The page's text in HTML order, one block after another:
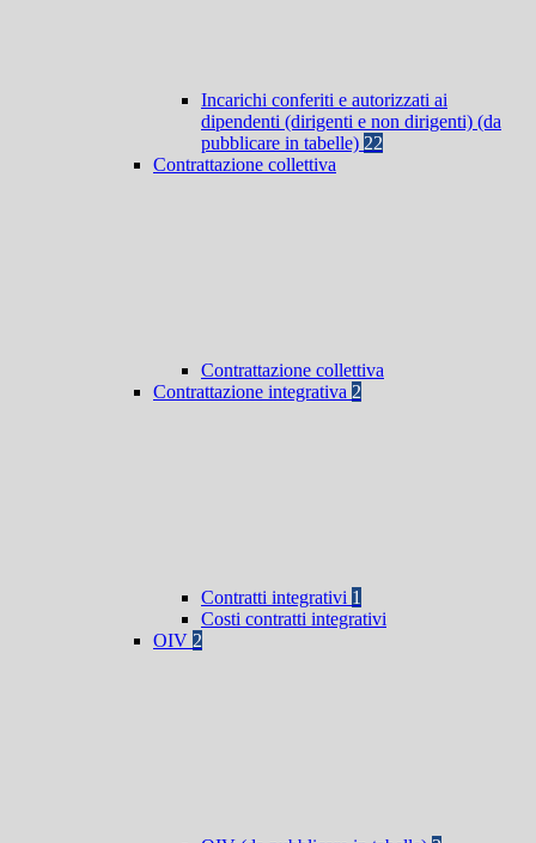
Incarichi conferiti e autorizzati ai
dipendenti (dirigenti e non dirigenti) (da
pubblicare in tabelle) 22
Contrattazione collettiva
Contrattazione collettiva
Contrattazione integrativa 2
Contratti integrativi 1
Costi contratti integrativi
OIV 2